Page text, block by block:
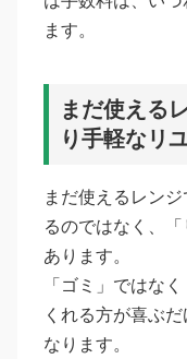
ます。
まだ使える
り手軽なリ
まだ使えるレン
るのではなく、
あります。
「ゴミ」ではな
くれる方が喜ぶ
なります。